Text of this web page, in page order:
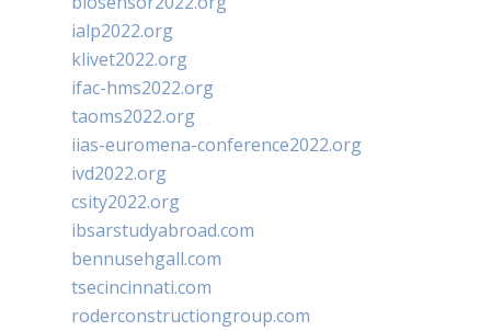
ialp2022.org
klivet2022.org
ifac-hms2022.org
taoms2022.org
iias-euromena-conference2022.org
ivd2022.org
csity2022.org
ibsarstudyabroad.com
bennusehgall.com
tsecincinnati.com
roderconstructiongroup.com